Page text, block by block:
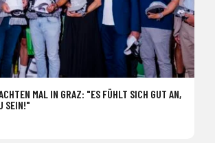
MAL IN GRAZ: "ES FÜHLT SICH GUT AN,
SEIN!"